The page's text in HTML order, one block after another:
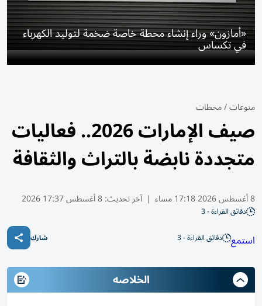
«أمازون» وراء إنشاء محطة خاصة ضخمة لتوليد الكهرباء
في تكساس
منوعات/محطات
صيف الإمارات 2026.. فعاليات
متجددة نابضة بالتراث والثقافة
8 أغسطس 2026 17:18 مساء | آخر تحديث:8 أغسطس 17:37 2026
دقائق القراءة - 3
استمع دقائق القراءة - 3 شارك
الخلاصه